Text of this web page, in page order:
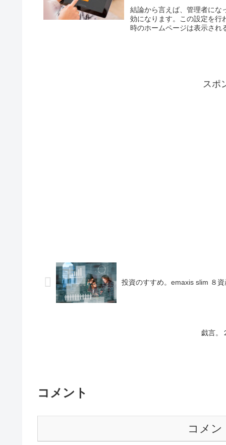
結論から言えば、管理者にな
効になります。この設定を行
時のホームページは表示され
スポ
投資のすすめ。emaxis slim ８
戯言。
コメント
コメン